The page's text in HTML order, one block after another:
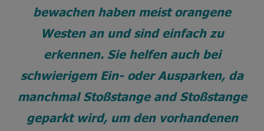
bewachen haben meist orangene
Westen an und sind einfach zu
erkennen. Sie helfen auch bei
schwierigem Ein- oder Ausparken, da
manchmal Stoßstange and Stoßstange
geparkt wird, um den vorhandenen